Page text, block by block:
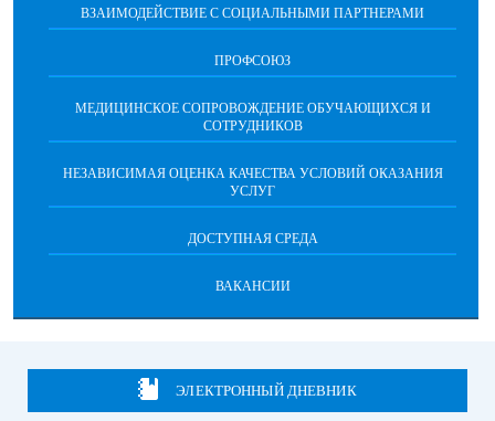
ВЗАИМОДЕЙСТВИЕ С СОЦИАЛЬНЫМИ ПАРТНЕРАМИ
ПРОФСОЮЗ
МЕДИЦИНСКОЕ СОПРОВОЖДЕНИЕ ОБУЧАЮЩИХСЯ И
СОТРУДНИКОВ
НЕЗАВИСИМАЯ ОЦЕНКА КАЧЕСТВА УСЛОВИЙ ОКАЗАНИЯ
УСЛУГ
ДОСТУПНАЯ СРЕДА
ВАКАНСИИ
ЭЛЕКТРОННЫЙ ДНЕВНИК